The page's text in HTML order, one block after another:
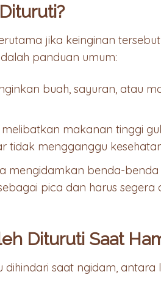
jika keinginan
panduan umum:
buah, sayuran, atau
makanan tinggi
tidak mengganggu
mengidamkan benda-
pica dan harus segera
Dituruti Saat
saat ngidam, antara